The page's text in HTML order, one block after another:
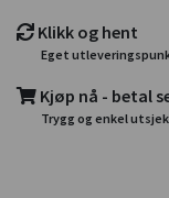
Klikk og hent
Eget
Kjøp nå - betal
Trygg og enkel